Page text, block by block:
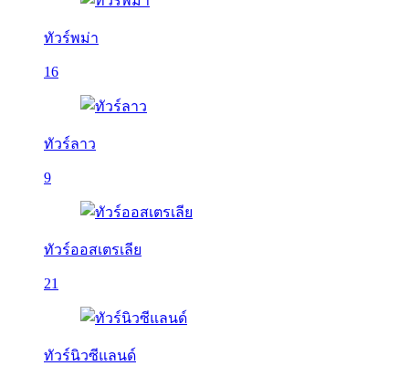
ทัวร์พม่า
16
ทัวร์ลาว
9
ทัวร์ออสเตรเลีย
21
ทัวร์นิวซีแลนด์